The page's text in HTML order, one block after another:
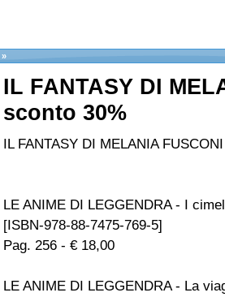
»
IL FANTASY DI
sconto 30%
IL FANTASY DI MELANIA
LE ANIME DI LEGGENDRA - I
[ISBN-978-88-7475-769-5]
Pag. 256 - € 18,00
LE ANIME DI LEGGENDRA - La